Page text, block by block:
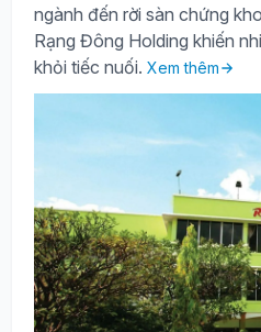
ngành đến rời sàn chứng
Rạng Đông Holding khiến
khỏi tiếc nuối. Xem thêm